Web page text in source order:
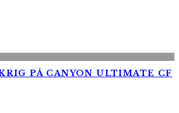
PÅ CANYON ULTIMATE CF